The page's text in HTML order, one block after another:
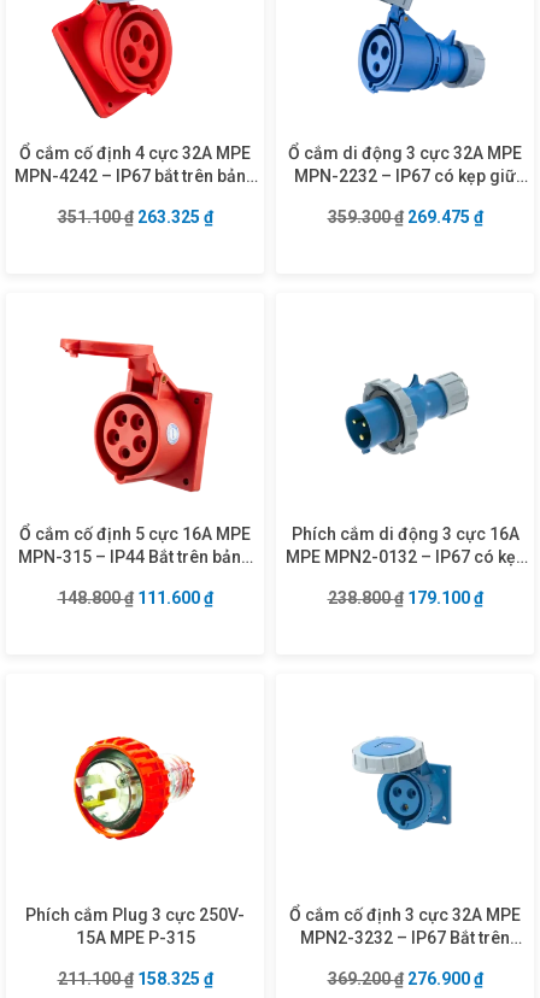
Ổ cắm cố định 4 cực 32A MPE
MPN-4242 – IP67 bắt trên bảng
351.100₫ Giá gốc là: 351.100 ₫.
263.325 ₫Giá hiện tại là: 263.325 ₫.
Ổ cắm di động 3 cực 32A MPE
MPN-2232 – IP67 có kẹp giữ
359.300₫ Giá gốc là:
269.475 ₫Giá
Ổ cắm cố định 5 cực 16A MPE
MPN-315 – IP44 Bắt trên bảng
148.800₫ Giá gốc là: 148.800 ₫.
111.600₫Giá hiện tại là: 111.600 ₫.
Phích cắm di động 3 cực 16A
MPE MPN2-0132 – IP67 có kẹp
238.800₫ Giá gốc là:
179.100₫Giá
Phích cắm Plug 3 cực 250V-
15A MPE P-315
211.100₫ Giá gốc là: 211.100 ₫.
158.325 ₫Giá hiện tại là: 158.325 ₫.
Ổ cắm cố định 3 cực 32A MPE
MPN2-3232 – IP67 Bắt trên
369.200₫ Giá gốc là:
276.900₫Giá